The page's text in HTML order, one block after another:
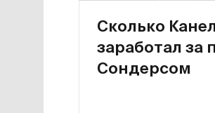
Сколько
заработал за
Сондерсом